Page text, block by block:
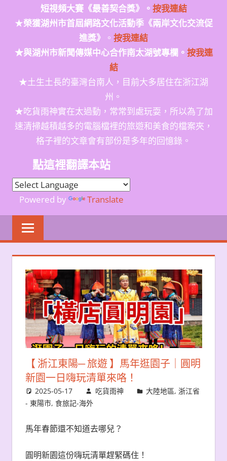
短視頻大賽《最善契合獎》。 按我連結
★榮獲湖州市首屆網路文化活動季《兩岸文化交流促
進獎》
。 按我連結
★與湖州市新聞傳媒中心合作南太湖號專欄。 按我連
結
★土生土長的臺灣台南人，目前大多居住在浙江湖
州。
★吃貨雨神實在太過動，常常到處玩耍，所以為了加
速清掃越積越多的電腦檔裡的旅遊和美食的檔案夾，
格子裡的文章會有部份是多年的回憶錄。
點這裡翻譯本站
Powered by Translate
【 浙江東陽─ 旅遊 】馬年逛園子｜圓明
新園一日嗨玩清單來咯！
2025-05-17 吃貨雨神 大陸地區,浙江省
- 東陽市, 食旅記-海外
馬年春節還不知道去哪兒？
圓明新園這份嗨玩清單趕緊碼住！